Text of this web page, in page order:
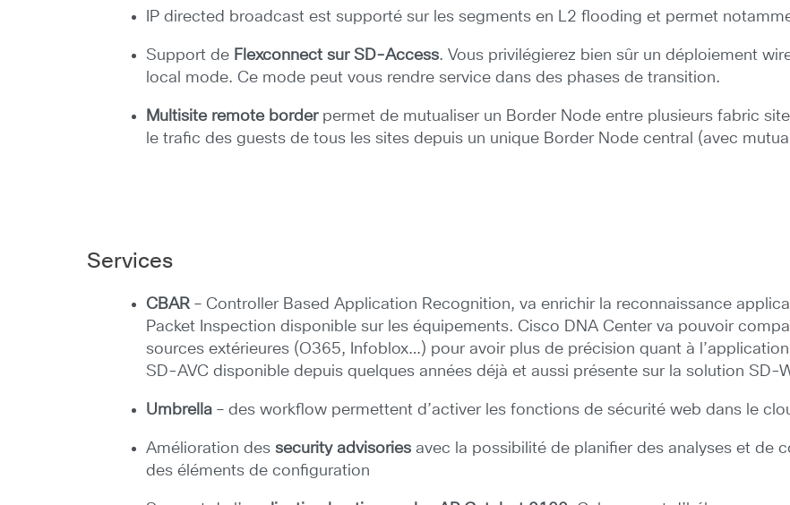
IP directed broadcast est supporté sur les segments en L2 flooding et permet
Support de Flexconnect sur SD-Access. Vous privilégierez bien sûr un déploiement
local mode. Ce mode peut vous rendre service dans des phases de transition.
Multisite remote borderpermet de mutualiser un Border Node entre plusieurs fabric
le trafic des guests de tous les sites depuis un unique Border Node central (avec
Services
CBAR – Controller Based Application Recognition, va enrichir la reconnaissance
Packet Inspection disponible sur les équipements. Cisco DNA Center va pouvoir
sources extérieures (O365, Infoblox…) pour avoir plus de précision quant à
SD-AVC disponible depuis quelques années déjà et aussi présente sur la solution SD-
Umbrella – des workflow permettent d’activer les fonctions de sécurité web dans le
Amélioration dessecurity advisories avec la possibilité de planifier des analyses et de
des éléments de configuration